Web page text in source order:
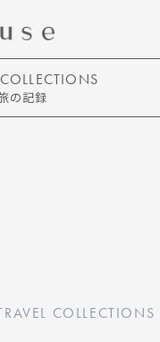
の記録
COLLECTIONS